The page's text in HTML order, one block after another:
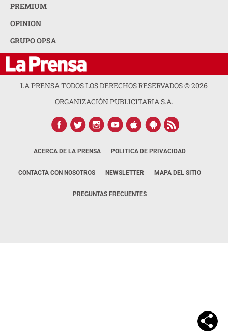
PREMIUM
OPINION
GRUPO OPSA
LA PRENSA TODOS LOS DERECHOS RESERVADOS ©2026
ORGANIZACIÓN PUBLICITARIA S.A.
ACERCA DE LA PRENSA POLÍTICA DE PRIVACIDAD
CONTACTA CON NOSOTROS NEWSLETTER MAPA DEL SITIO
PREGUNTAS FRECUENTES